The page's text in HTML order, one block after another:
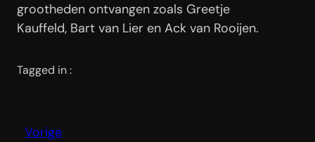
grootheden ontvangen zoals Greetje
Kauffeld, Bart van Lier en Ack van Rooijen.
Tagged in :
Vorige